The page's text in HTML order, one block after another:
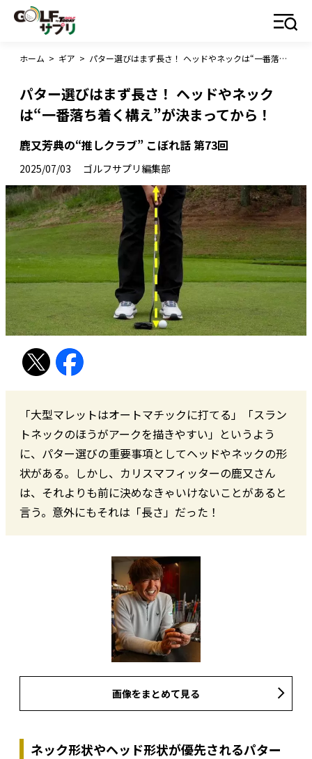
ホーム > ギア > パター選びはまず長さ！ ヘッドやネックは“一番落ち着く構え”が決まってから！
パター選びはまず長さ！ ヘッドやネック
は“一番落ち着く構え”が決まってから！
鹿又芳典の“推しクラブ” こぼれ話 第73回
2025/07/03 ゴルフサプリ編集部
「大型マレットはオートマチックに打てる」「スラン
トネックのほうがアークを描きやすい」というよう
に、パター選びの重要事項としてヘッドやネックの形
状がある。しかし、カリスマフィッターの鹿又さん
は、それよりも前に決めなきゃいけないことがあると
言う。意外にもそれは「長さ」だった！
画像をまとめて見る
ネック形状やヘッド形状が優先されるパター